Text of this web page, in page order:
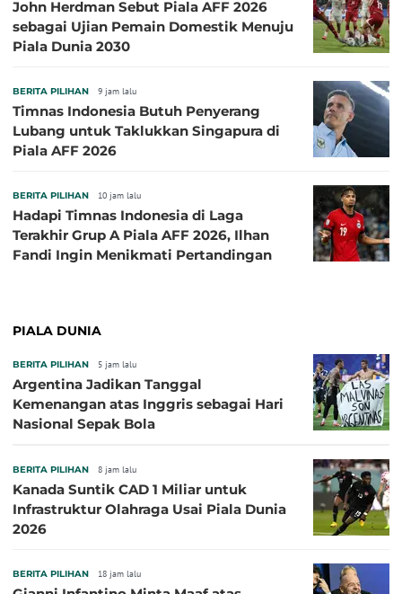
John Herdman Sebut Piala AFF 2026
sebagai Ujian Pemain Domestik Menuju
Piala Dunia 2030
BERITA PILIHAN 9 jam lalu
Timnas Indonesia Butuh Penyerang
Lubang untuk Taklukkan Singapura di
Piala AFF 2026
BERITA PILIHAN 10 jam lalu
Hadapi Timnas Indonesia di Laga
Terakhir Grup A Piala AFF 2026, Ilhan
Fandi Ingin Menikmati Pertandingan
PIALA DUNIA
BERITA PILIHAN 5 jam lalu
Argentina Jadikan Tanggal
Kemenangan atas Inggris sebagai Hari
Nasional Sepak Bola
BERITA PILIHAN 8 jam lalu
Kanada Suntik CAD 1 Miliar untuk
Infrastruktur Olahraga Usai Piala Dunia
2026
BERITA PILIHAN 18 jam lalu